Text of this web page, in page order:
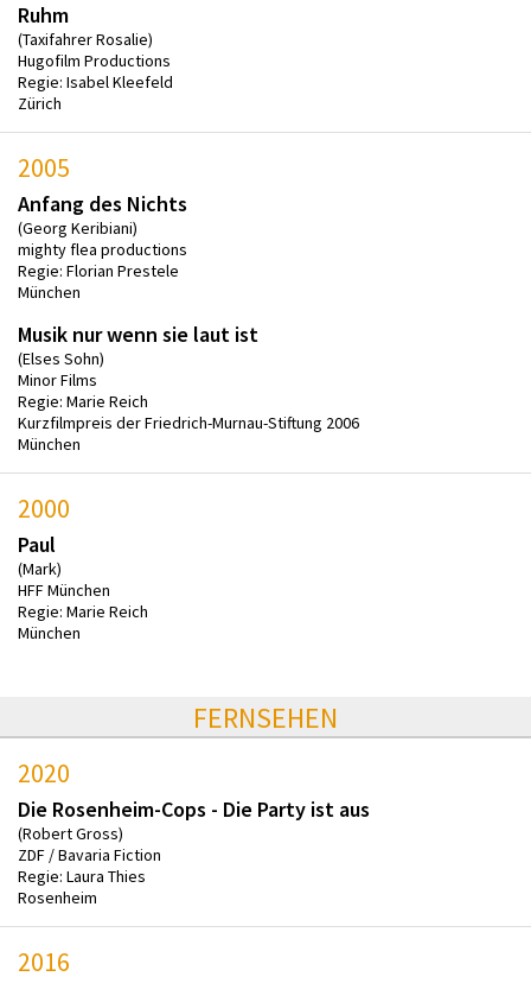
Ruhm
(Taxifahrer Rosalie)
Hugofilm Productions
Regie: Isabel Kleefeld
Zürich
2005
Anfang des Nichts
(Georg Keribiani)
mighty flea productions
Regie: Florian Prestele
München
Musik nur wenn sie laut ist
(Elses Sohn)
Minor Films
Regie: Marie Reich
Kurzfilmpreis der Friedrich-Murnau-Stiftung 2006
München
2000
Paul
(Mark)
HFF München
Regie: Marie Reich
München
FERNSEHEN
2020
Die Rosenheim-Cops - Die Party ist aus
(Robert Gross)
ZDF / Bavaria Fiction
Regie: Laura Thies
Rosenheim
2016